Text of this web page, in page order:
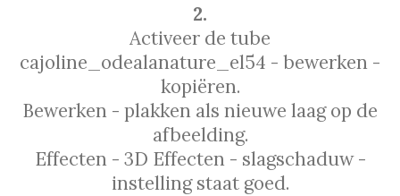
2.
Activeer de tube
cajoline_odealanature_el54 - bewerken -
kopiëren.
Bewerken - plakken als nieuwe laag op de
afbeelding.
Effecten - 3D Effecten - slagschaduw -
instelling staat goed.